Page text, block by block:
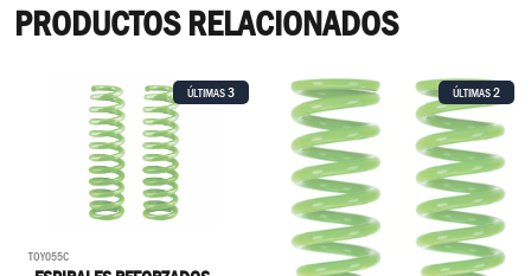
PRODUCTOS RELACIONADOS
ÚLTIMAS3
TOY055C
ÚLTIMAS2